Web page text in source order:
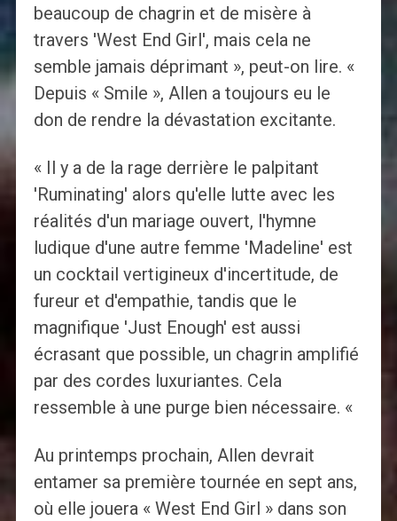
beaucoup de chagrin et de misère à
travers 'West End Girl', mais cela ne
semble jamais déprimant », peut-on lire. «
Depuis « Smile », Allen a toujours eu le
don de rendre la dévastation excitante.
« Il y a de la rage derrière le palpitant
'Ruminating' alors qu'elle lutte avec les
réalités d'un mariage ouvert, l'hymne
ludique d'une autre femme 'Madeline' est
un cocktail vertigineux d'incertitude, de
fureur et d'empathie, tandis que le
magnifique 'Just Enough' est aussi
écrasant que possible, un chagrin amplifié
par des cordes luxuriantes. Cela
ressemble à une purge bien nécessaire. «
Au printemps prochain, Allen devrait
entamer sa première tournée en sept ans,
où elle jouera « West End Girl » dans son